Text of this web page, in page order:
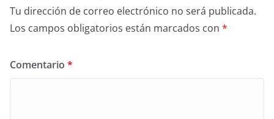
Tu dirección de correo electrónico no será publicada.
Los campos obligatorios están marcados con *
Comentario *